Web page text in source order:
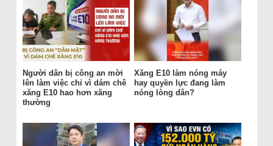
Người dân bị công an mời
lên làm việc chỉ vì dám chê
xăng E10 hao hơn xăng
thường
Xăng E10 làm nóng máy
hay quyền lực đang làm
nóng lòng dân?